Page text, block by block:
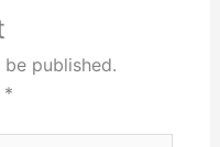
published.
*